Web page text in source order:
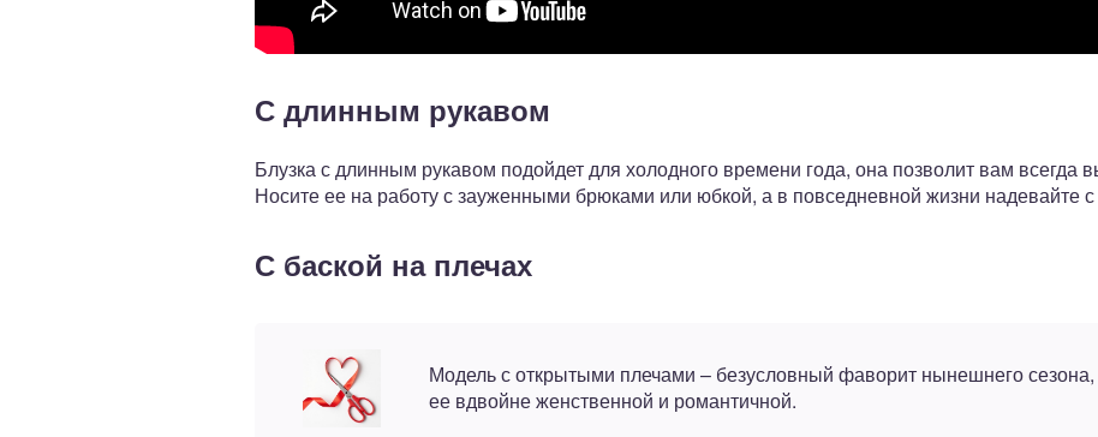
С длинным рукавом
Блузка с длинным рукавом подойдет для холодного времени года, она позволит вам всегда
Носите ее на работу с зауженными брюками или юбкой, а в повседневной жизни надевайте
С баской на плечах
Модель с открытыми плечами – безусловный фаворит нынешнего сезона,
ее вдвойне женственной и романтичной.